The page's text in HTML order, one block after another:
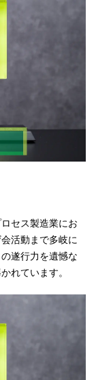
セス製造業にお
活動まで多岐に
遂行力を遺憾な
れています。